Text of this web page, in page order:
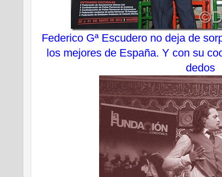
Federico Gª Escudero no deja de
los mejores de España. Y con su
dedos